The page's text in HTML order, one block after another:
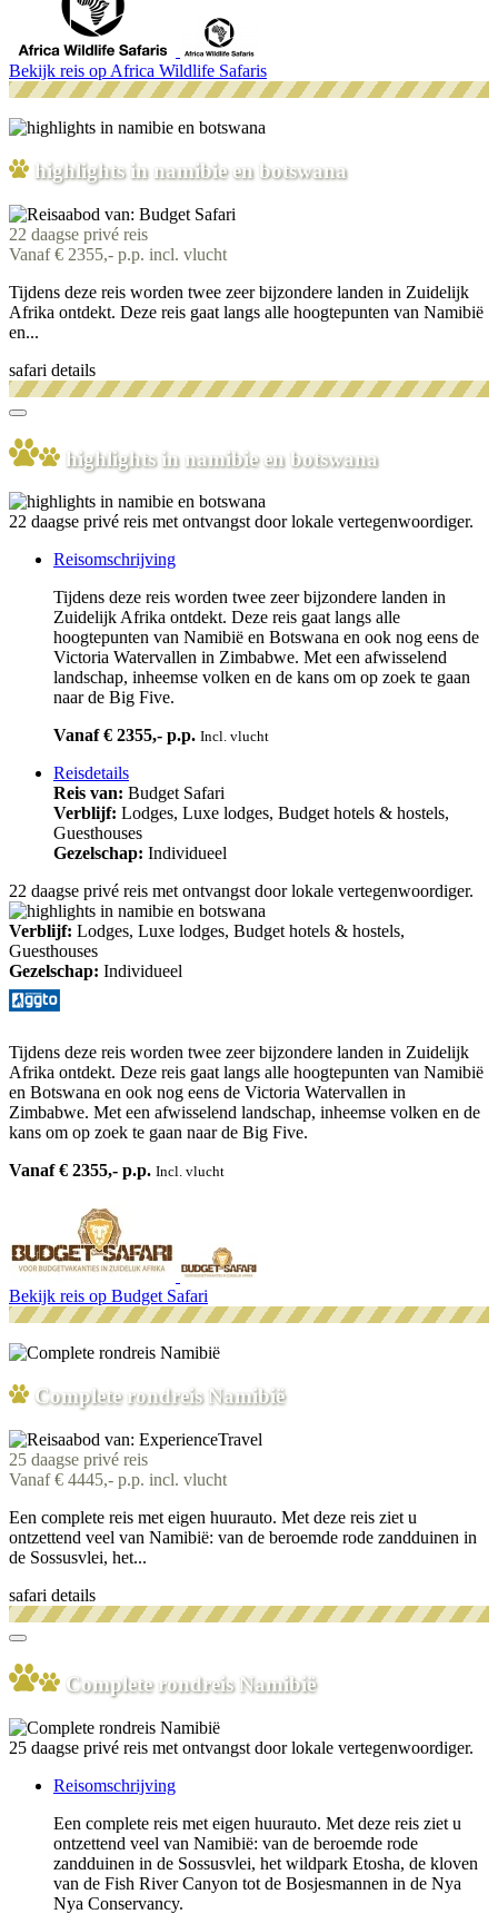
Bekijk reis op Africa Wildlife Safaris
highlights in namibie en botswana
22 daagse privé reis
Vanaf € 2355,- p.p. incl. vlucht
Tijdens deze reis worden twee zeer bijzondere landen in Zuidelijk
Afrika ontdekt. Deze reis gaat langs alle hoogtepunten van Namibië
en...
safari details
highlights in namibie en botswana
22 daagse privé reis met ontvangst door lokale vertegenwoordiger.
Reisomschrijving
Tijdens deze reis worden twee zeer bijzondere landen in
Zuidelijk Afrika ontdekt. Deze reis gaat langs alle
hoogtepunten van Namibië en Botswana en ook nog eens de
Victoria Watervallen in Zimbabwe. Met een afwisselend
landschap, inheemse volken en de kans om op zoek te gaan
naar de Big Five.
Vanaf € 2355,- p.p. Incl. vlucht
Reisdetails
Reis van: Budget Safari
Verblijf: Lodges, Luxe lodges, Budget hotels & hostels,
Guesthouses
Gezelschap: Individueel
22 daagse privé reis met ontvangst door lokale vertegenwoordiger.
Verblijf: Lodges, Luxe lodges, Budget hotels & hostels,
Guesthouses
Gezelschap: Individueel
Tijdens deze reis worden twee zeer bijzondere landen in Zuidelijk
Afrika ontdekt. Deze reis gaat langs alle hoogtepunten van Namibië
en Botswana en ook nog eens de Victoria Watervallen in
Zimbabwe. Met een afwisselend landschap, inheemse volken en de
kans om op zoek te gaan naar de Big Five.
Vanaf € 2355,- p.p. Incl. vlucht
Bekijk reis op Budget Safari
Complete rondreis Namibië
25 daagse privé reis
Vanaf € 4445,- p.p. incl. vlucht
Een complete reis met eigen huurauto. Met deze reis ziet u
ontzettend veel van Namibië: van de beroemde rode zandduinen in
de Sossusvlei, het...
safari details
Complete rondreis Namibië
25 daagse privé reis met ontvangst door lokale vertegenwoordiger.
Reisomschrijving
Een complete reis met eigen huurauto. Met deze reis ziet u
ontzettend veel van Namibië: van de beroemde rode
zandduinen in de Sossusvlei, het wildpark Etosha, de kloven
van de Fish River Canyon tot de Bosjesmannen in de Nya
Nya Conservancy.